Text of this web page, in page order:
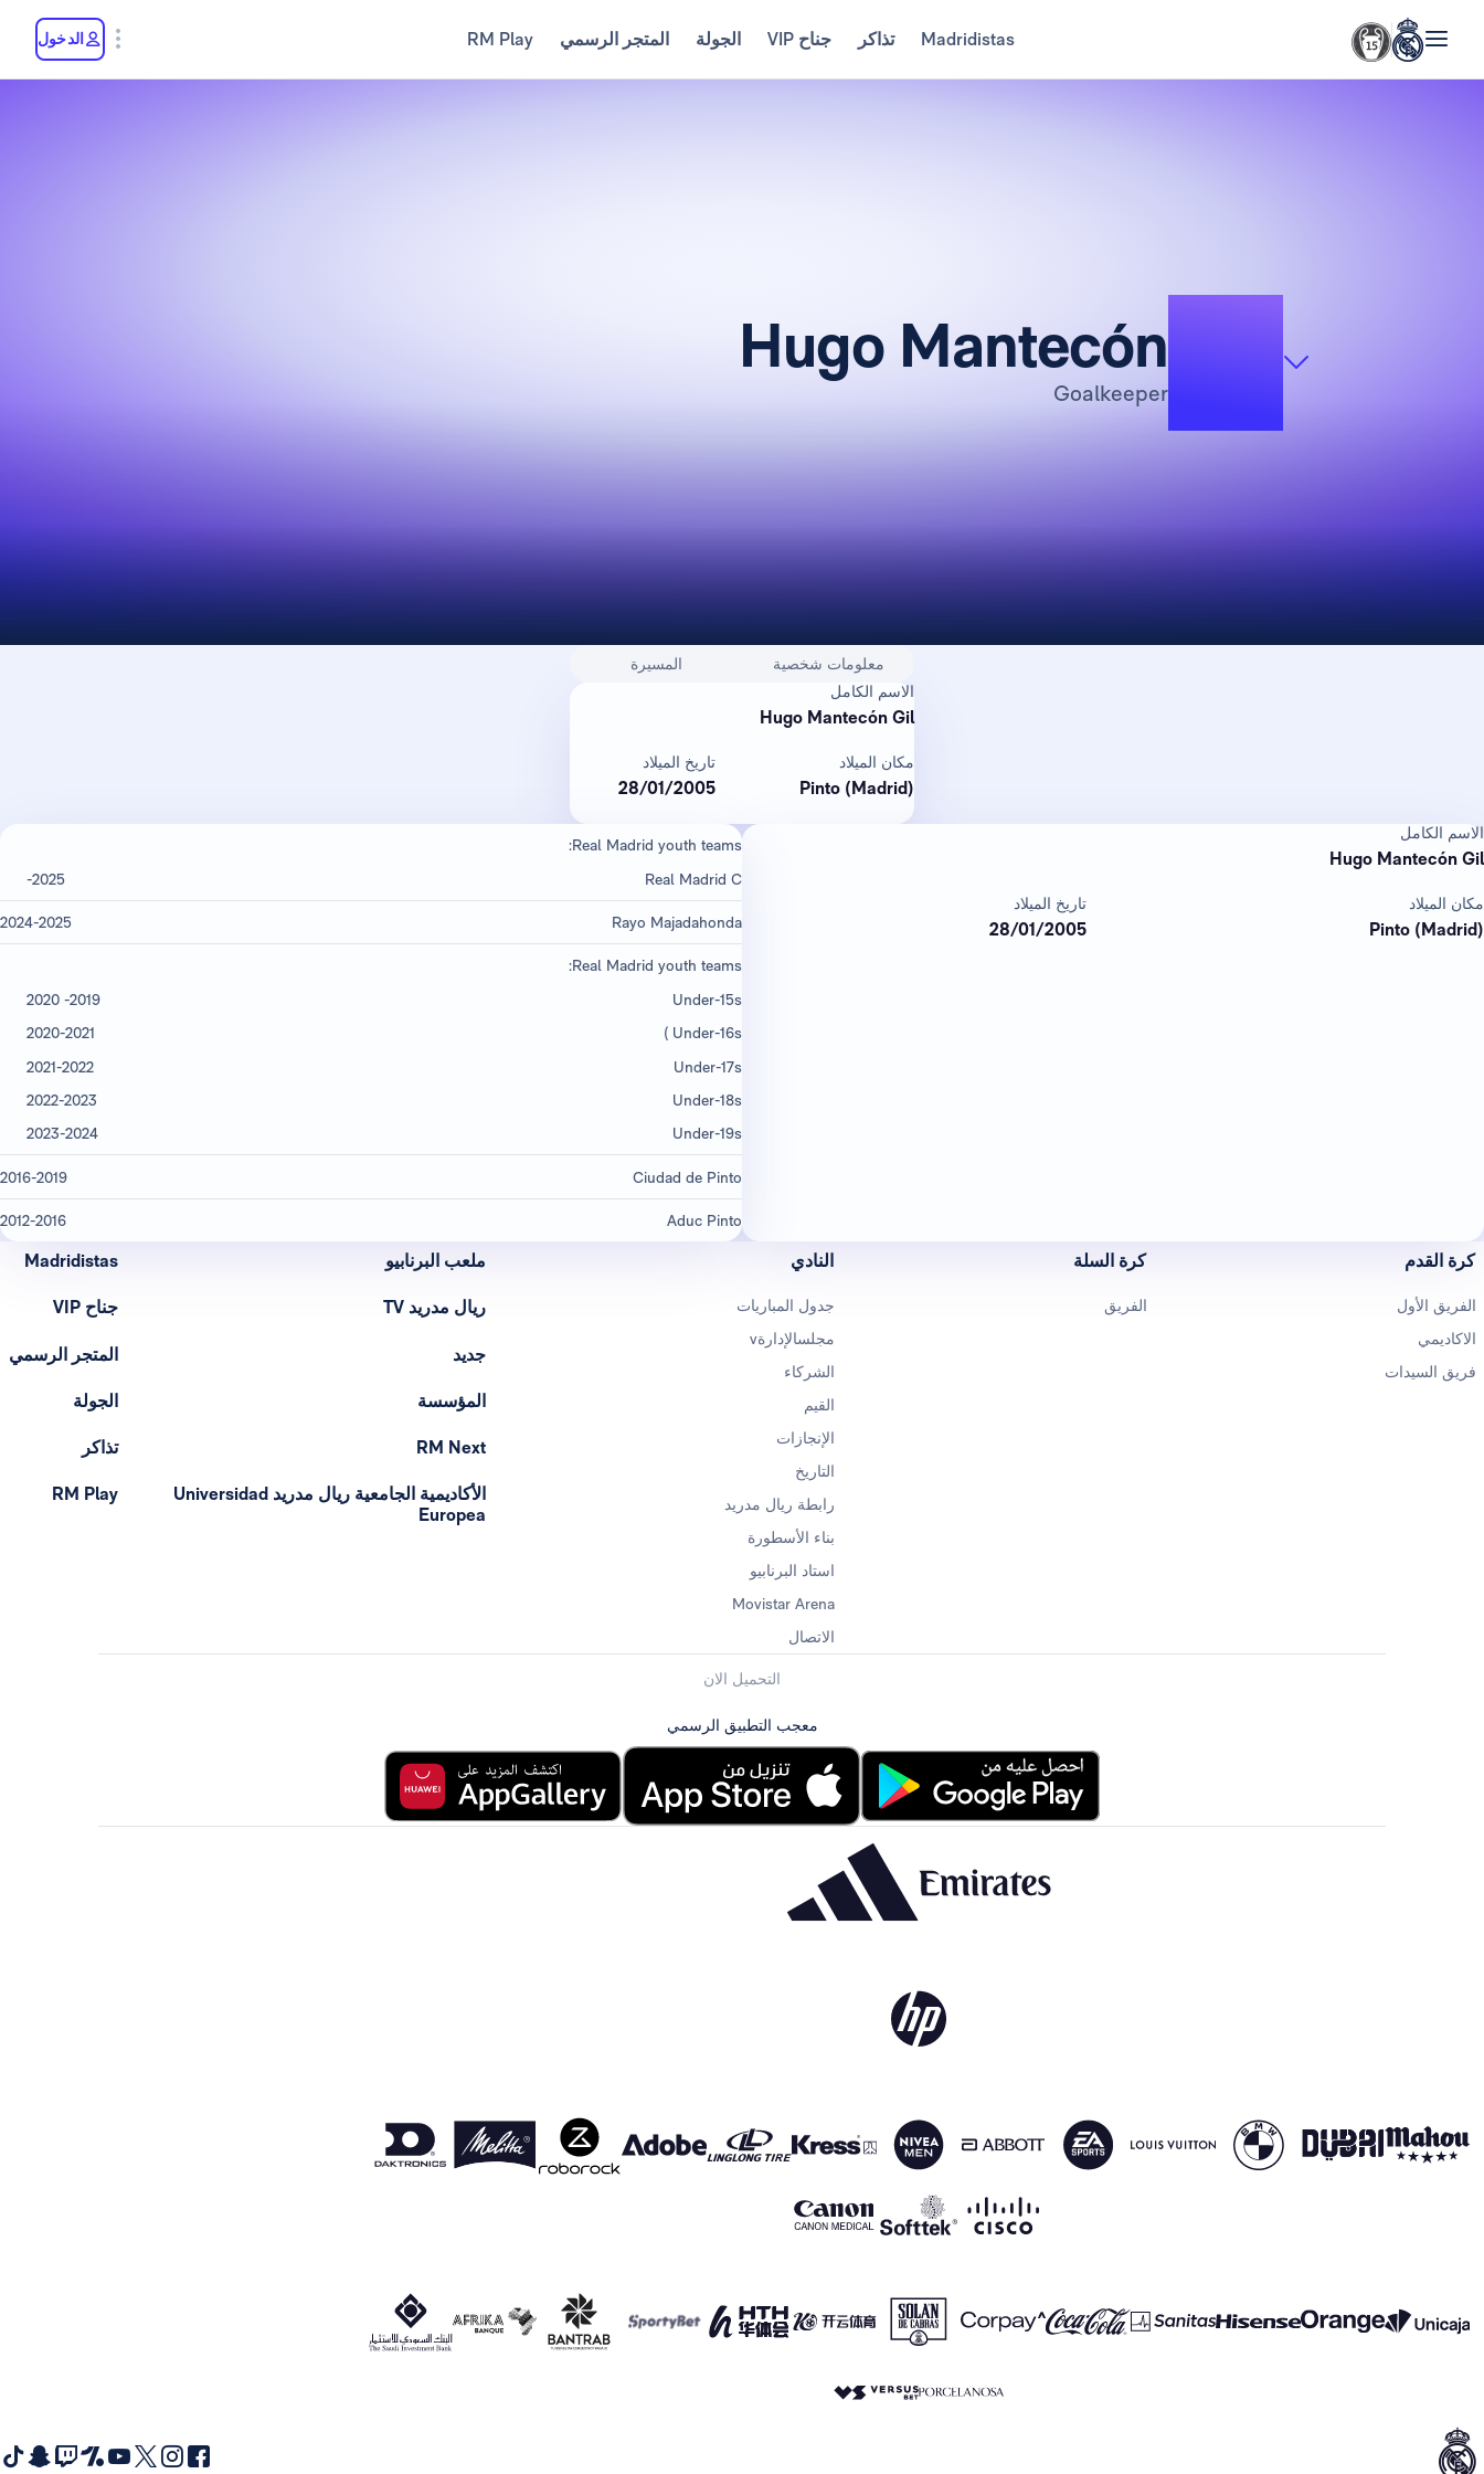
Madridistas تذاكر جناح VIP الجولة المتجر الرسمي RM Play الدخول
13
Hugo Mantecón
Goalkeeper
معلومات شخصية
المسيرة
الاسم الكامل
Hugo Mantecón Gil
مكان الميلاد
Pinto (Madrid)
تاريخ الميلاد
28/01/2005
الاسم الكامل
Hugo Mantecón Gil
مكان الميلاد
Pinto (Madrid)
تاريخ الميلاد
28/01/2005
Real Madrid youth teams:
Real Madrid C
2025-
Rayo Majadahonda
2024-2025
Real Madrid youth teams:
Under-15s
2019- 2020
Under-16s )
2020-2021
Under-17s
2021-2022
Under-18s
2022-2023
Under-19s
2023-2024
Ciudad de Pinto
2016-2019
Aduc Pinto
2012-2016
كرة القدم
الفريق الأول
الاكاديمي
فريق السيدات
كرة السلة
الفريق
النادي
جدول المباريات
مجلسالإدارةv
الشركاء
القيم
الإنجازات
التاريخ
رابطة ريال مدريد
بناء الأسطورة
استاد البرنابيو
Movistar Arena
الاتصال
ملعب البرنابيو
ريال مدريد TV
جديد
المؤسسة
RM Next
الأكاديمية الجامعية ريال مدريد Universidad
Europea
Madridistas
جناح VIP
المتجر الرسمي
الجولة
تذاكر
RM Play
التحميل الان
معجب التطبيق الرسمي